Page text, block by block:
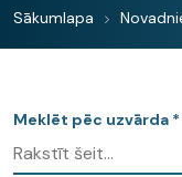
Sākumlapa
Meklēt pēc uzvārda *